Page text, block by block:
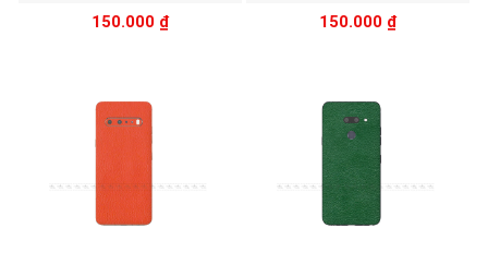
150.000 ₫ 150.000 ₫